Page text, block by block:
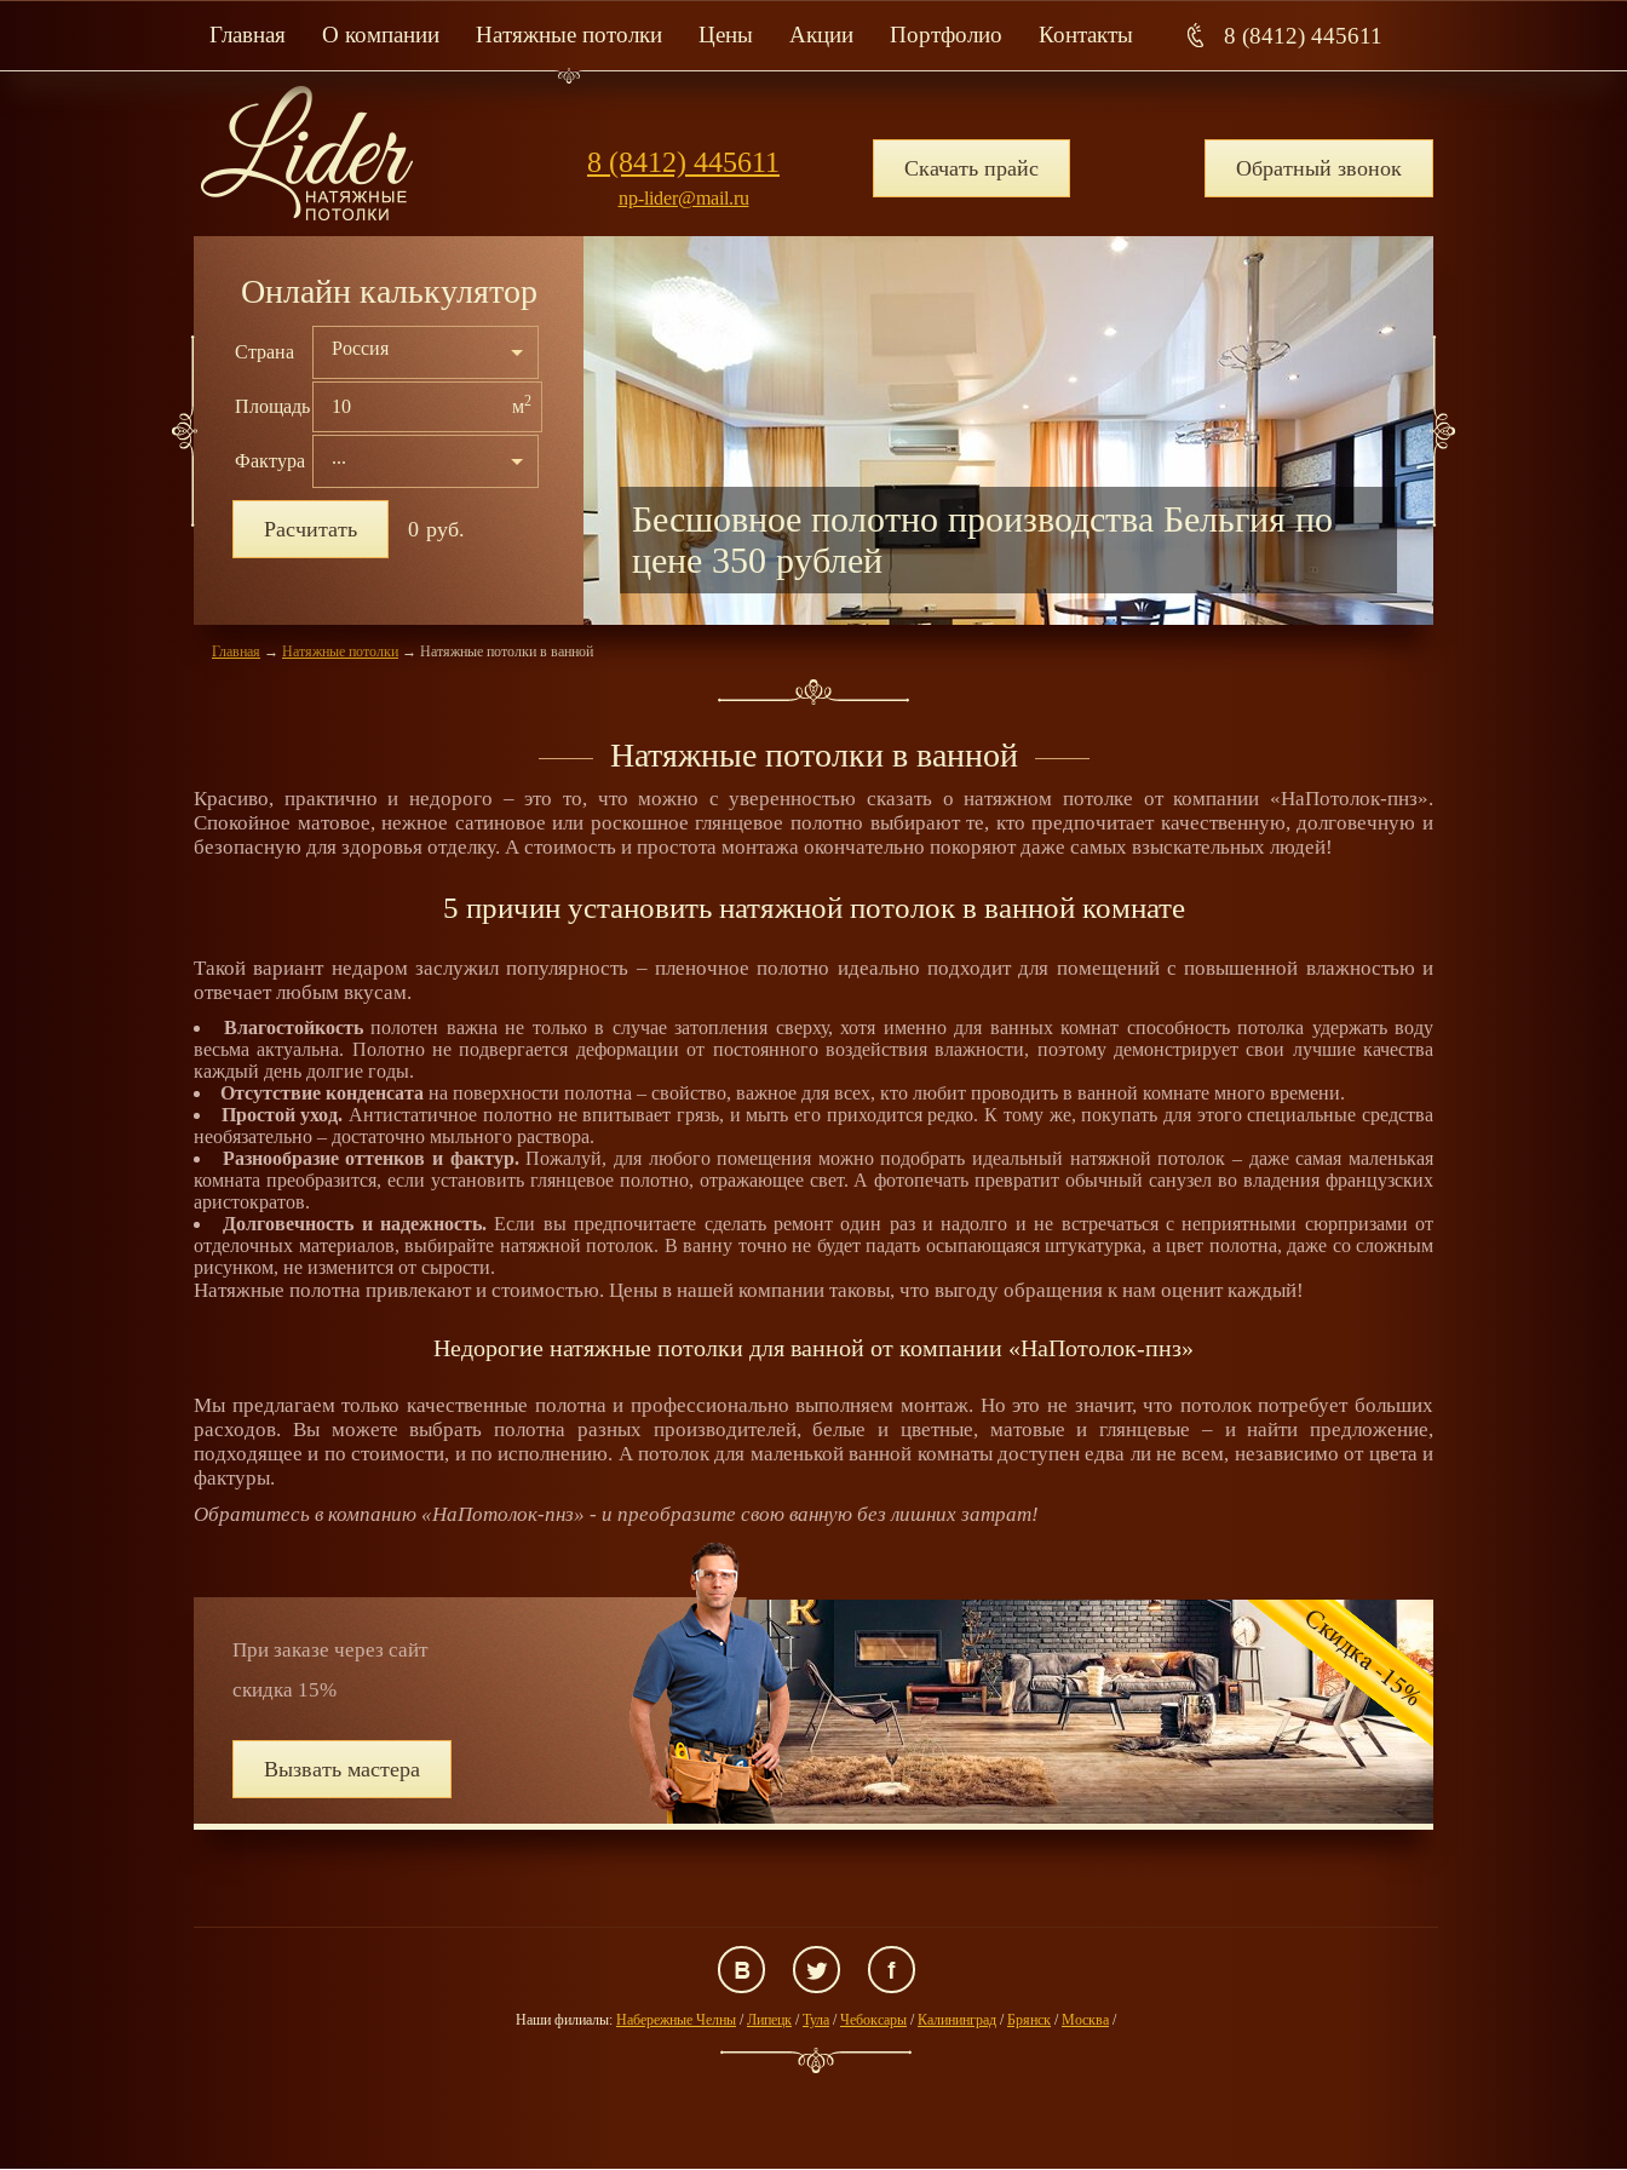
Главная О компании Натяжные потолки Цены Акции Портфолио Контакты 8 (8412) 445611
8 (8412) 445611
np-lider@mail.ru
Скачать прайс Обратный звонок
Онлайн калькулятор
Страна Россия
Площадь м2
Фактура ...
Расчитать 0 руб.
полотно производства Бельгия по
Новая услуга компании НаПотолок-пнз
Главная → Натяжные потолки → Натяжные потолки в ванной
Натяжные потолки в ванной
Красиво, практично и недорого – это то, что можно с уверенностью сказать о натяжном потолке от компании «НаПотолок-пнз».
Спокойное матовое, нежное сатиновое или роскошное глянцевое полотно выбирают те, кто предпочитает качественную, долговечную и
безопасную для здоровья отделку. А стоимость и простота монтажа окончательно покоряют даже самых взыскательных людей!
5 причин установить натяжной потолок в ванной комнате
Такой вариант недаром заслужил популярность – пленочное полотно идеально подходит для помещений с повышенной влажностью и
отвечает любым вкусам.
Влагостойкостьполотен важна не только в случае затопления сверху, хотя именно для ванных комнат способность потолка удержать воду
весьма актуальна. Полотно не подвергается деформации от постоянного воздействия влажности, поэтому демонстрирует свои лучшие качества
каждый день долгие годы.
Отсутствие конденсата на поверхности полотна – свойство, важное для всех, кто любит проводить в ванной комнате много времени.
Простой уход. Антистатичное полотно не впитывает грязь, и мыть его приходится редко. К тому же, покупать для этого специальные средства
необязательно – достаточно мыльного раствора.
Разнообразие оттенков и фактур.Пожалуй, для любого помещения можно подобрать идеальный натяжной потолок – даже самая маленькая
комната преобразится, если установить глянцевое полотно, отражающее свет. А фотопечать превратит обычный санузел во владения французских
аристократов.
Долговечность и надежность. Если вы предпочитаете сделать ремонт один раз и надолго и не встречаться с неприятными сюрпризами от
отделочных материалов, выбирайте натяжной потолок. В ванну точно не будет падать осыпающаяся штукатурка, а цвет полотна, даже со сложным
рисунком, не изменится от сырости.
Натяжные полотна привлекают и стоимостью. Цены в нашей компании таковы, что выгоду обращения к нам оценит каждый!
Недорогие натяжные потолки для ванной от компании «НаПотолок-пнз»
Мы предлагаем только качественные полотна и профессионально выполняем монтаж. Но это не значит, что потолок потребует больших
расходов. Вы можете выбрать полотна разных производителей, белые и цветные, матовые и глянцевые – и найти предложение,
подходящее и по стоимости, и по исполнению. А потолок для маленькой ванной комнаты доступен едва ли не всем, независимо от цвета и
фактуры.
Обратитесь в компанию «НаПотолок-пнз» - и преобразите свою ванную без лишних затрат!
При заказе через сайт
скидка 15%
Вызвать мастера
Наши филиалы: Набережные Челны /Липецк /Тула /Чебоксары /Калининград /Брянск /Москва /